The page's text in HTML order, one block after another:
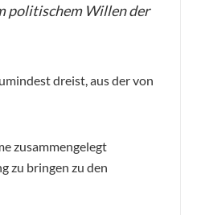
politischem Willen der
dreist, aus der von
zusammengelegt
zu bringen zu den